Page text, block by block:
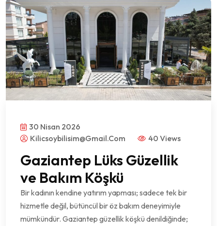
30 Nisan 2026
Kilicsoybilisim@gmail.com
40 Views
Gaziantep Lüks Güzellik
ve Bakım Köşkü
Bir kadının kendine yatırım yapması; sadece tek bir
hizmetle değil, bütüncül bir öz bakım deneyimiyle
mümkündür. Gaziantep güzellik köşkü denildiğinde;